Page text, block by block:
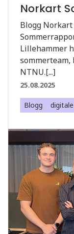
Norkart
Blogg
Lillehammer
sommerteam,
NTNU.[...]
25.08.2025
Blogg